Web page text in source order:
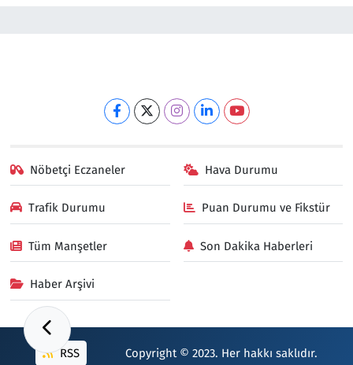
Nöbetçi Eczaneler Hava Durumu
Trafik Durumu Puan Durumu ve Fikstür
Tüm Manşetler Son Dakika Haberleri
Haber Arşivi
RSS Copyright © 2023. Her hakkı saklıdır.